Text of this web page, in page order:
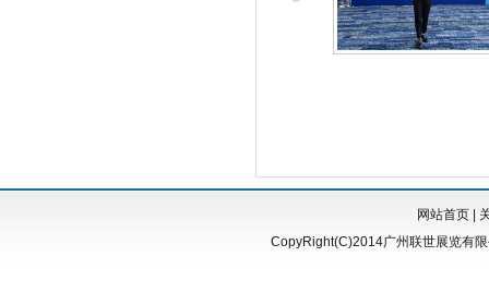
网站首页
CopyRight(C)2014广州联世展览有